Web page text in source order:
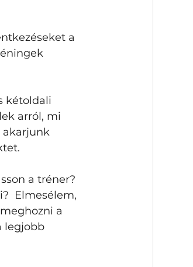
a
kétoldali
arról, mi
akarjunk
a tréner?
Elmesélem,
a
legjobb